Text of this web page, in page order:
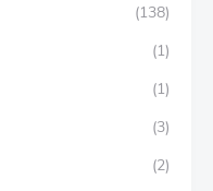
(138)
(1)
(1)
(3)
(2)